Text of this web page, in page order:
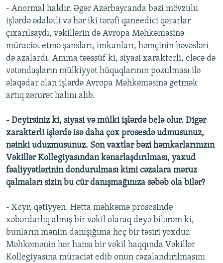
- Anormal haldır. Əgər Azərbaycanda bəzi mövzulu
işlərdə ədalətli və hər iki tərəfi qaneedici qərarlar
çıxarılsaydı, vəkillərin də Avropa Məhkəməsinə
müraciət etmə şansları, imkanları, həmçinin həvəsləri
də azalardı. Amma təəssüf ki, siyasi xarakterli, eləcə də
vətəndaşların mülkiyyət hüquqlarının pozulması ilə
əlaqədar olan işlərdə Avropa Məhkəməsinə getmək
artıq zərurət halını alıb.
- Deyirsiniz ki, siyasi və mülki işlərdə belə olur. Digər
xarakterli işlərdə isə daha çox prosesdə udmusunuz,
nəinki uduzmusunuz. Son vaxtlar bəzi həmkarlarınızın
Vəkillər Kollegiyasından kənarlaşdırılması, yaxud
fəaliyyətlərinin dondurulması kimi cəzalara məruz
qalmaları sizin bu cür danışmağınıza səbəb ola bilər?
- Xeyr, qətiyyən. Hətta məhkəmə prosesində
xəbərdarlıq almış bir vəkil olaraq deyə bilərəm ki,
bunların mənim danışığıma heç bir təsiri yoxdur.
Məhkəmənin hər hansı bir vəkil haqqında Vəkillər
Kollegiyasına müraciət edib onun cəzalandırılmasını